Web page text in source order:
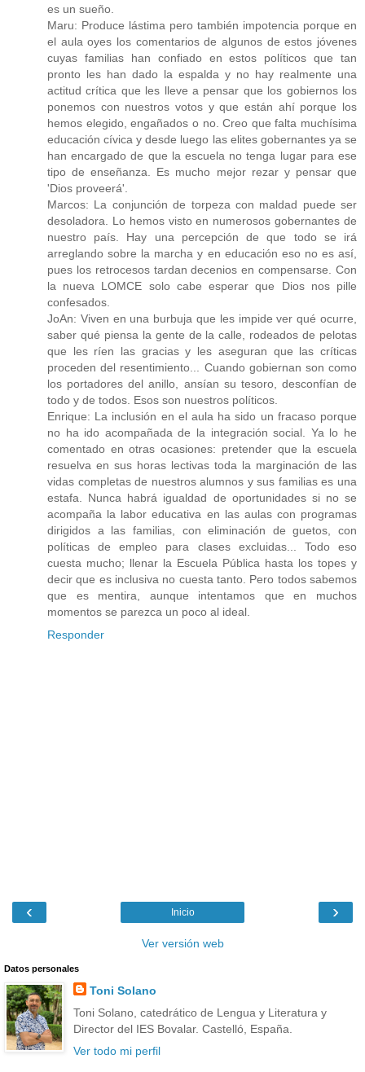
es un sueño.
Maru: Produce lástima pero también impotencia porque en
el aula oyes los comentarios de algunos de estos jóvenes
cuyas familias han confiado en estos políticos que tan
pronto les han dado la espalda y no hay realmente una
actitud crítica que les lleve a pensar que los gobiernos los
ponemos con nuestros votos y que están ahí porque los
hemos elegido, engañados o no. Creo que falta muchísima
educación cívica y desde luego las elites gobernantes ya se
han encargado de que la escuela no tenga lugar para ese
tipo de enseñanza. Es mucho mejor rezar y pensar que
'Dios proveerá'.
Marcos: La conjunción de torpeza con maldad puede ser
desoladora. Lo hemos visto en numerosos gobernantes de
nuestro país. Hay una percepción de que todo se irá
arreglando sobre la marcha y en educación eso no es así,
pues los retrocesos tardan decenios en compensarse. Con
la nueva LOMCE solo cabe esperar que Dios nos pille
confesados.
JoAn: Viven en una burbuja que les impide ver qué ocurre,
saber qué piensa la gente de la calle, rodeados de pelotas
que les ríen las gracias y les aseguran que las críticas
proceden del resentimiento... Cuando gobiernan son como
los portadores del anillo, ansían su tesoro, desconfían de
todo y de todos. Esos son nuestros políticos.
Enrique: La inclusión en el aula ha sido un fracaso porque
no ha ido acompañada de la integración social. Ya lo he
comentado en otras ocasiones: pretender que la escuela
resuelva en sus horas lectivas toda la marginación de las
vidas completas de nuestros alumnos y sus familias es una
estafa. Nunca habrá igualdad de oportunidades si no se
acompaña la labor educativa en las aulas con programas
dirigidos a las familias, con eliminación de guetos, con
políticas de empleo para clases excluidas... Todo eso
cuesta mucho; llenar la Escuela Pública hasta los topes y
decir que es inclusiva no cuesta tanto. Pero todos sabemos
que es mentira, aunque intentamos que en muchos
momentos se parezca un poco al ideal.
Responder
‹ ›
Inicio
Ver versión web
Datos personales
Toni Solano
Toni Solano, catedrático de Lengua y Literatura y
Director del IES Bovalar. Castelló, España.
Ver todo mi perfil